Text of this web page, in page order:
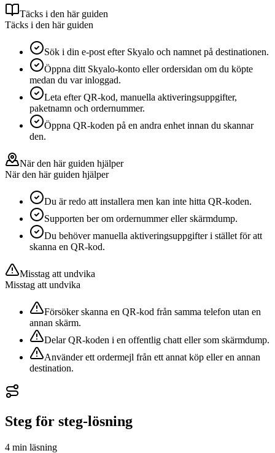
Täcks i den här guiden
Täcks i den här guiden
Sök i din e-post efter Skyalo och namnet på destinationen.
Öppna ditt Skyalo-konto eller ordersidan om du köpte
medan du var inloggad.
Leta efter QR-kod, manuella aktiveringsuppgifter,
paketnamn och ordernummer.
Öppna QR-koden på en andra enhet innan du skannar
den.
När den här guiden hjälper
När den här guiden hjälper
Du är redo att installera men kan inte hitta QR-koden.
Supporten ber om ordernummer eller skärmdump.
Du behöver manuella aktiveringsuppgifter i stället för att
skanna en QR-kod.
Misstag att undvika
Misstag att undvika
Försöker skanna en QR-kod från samma telefon utan en
annan skärm.
Delar QR-koden i en offentlig chatt eller som skärmdump.
Använder ett ordermejl från ett annat köp eller en annan
destination.
Steg för steg-lösning
4 min läsning